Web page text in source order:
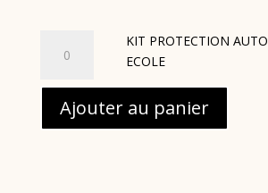
PROTECTION
AUTO
KIT PROTECTION AUTO
ECOLE
Ajouter au panier